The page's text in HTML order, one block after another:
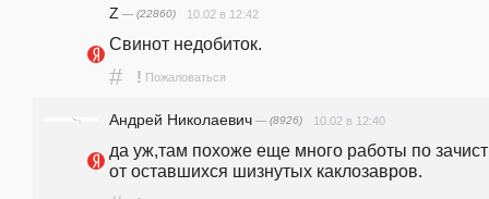
Z — (22860) 10.02 в 12:42
Свинот недобиток.
# ! Пожаловаться
Андрей Николаевич — (8926) 10.02 в 12:40
да уж,там похоже еще много работы по
от оставшихся шизнутых каклозавров.